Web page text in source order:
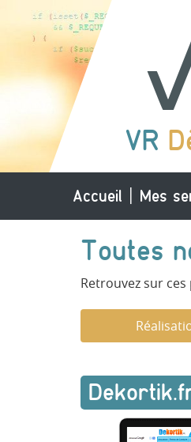
VR
Accueil Mes
Toutes
Retrouvez sur